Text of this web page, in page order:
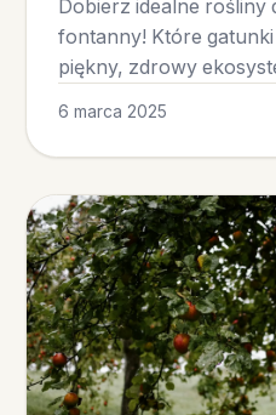
Dobierz idealne rośliny
fontanny! Które
piękny, zdrowy
6 marca 2025